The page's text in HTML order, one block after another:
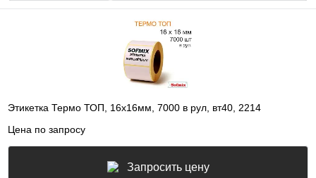
Этикетка Термо ТОП, 16х16мм, 7000 в рул, вт40, 2214
Цена по запросу
Запросить цену